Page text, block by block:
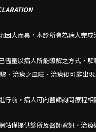
因人而異，本診所會為病人完成
儘量以病人所能瞭解之方式，
、治療之風險、治療後可能出現
行前，病人可向醫師詢問療程相
站僅提供診所及醫師資訊、治